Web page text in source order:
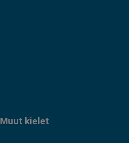
Muut kielet